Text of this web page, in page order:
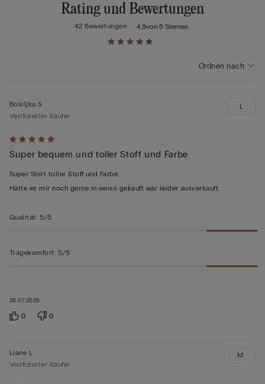
Rating und Bewertungen
4,9von 5 Sternen
42 Bewertungen
Ordnen nach
Mit
5
von
5
28.07.2026
Bosiljka S
Verifizierter Käufer
Super bequem und toller Stoff und Farbe
Super Shirt toller Stoff und Farbe.
Hätte es mir noch gerne in weiss gekauft war leider ausverkauft
L
Qualität: 5/5
Tragekomfort: 5/5
0 0
Liane L
Verifizierter Käufer
M